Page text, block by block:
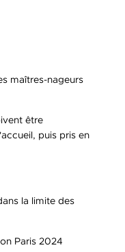
maîtres-nageurs
être
puis pris en
la limite des
Paris 2024